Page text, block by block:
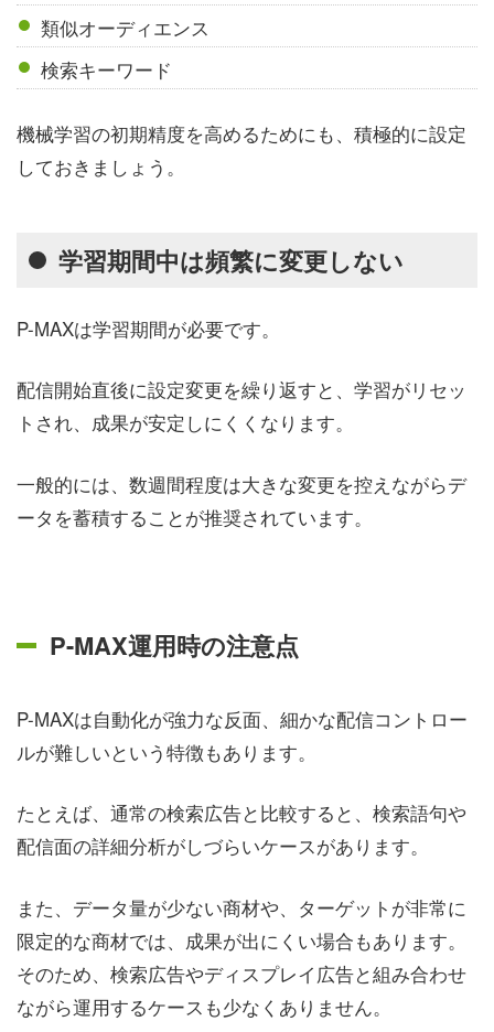
類似オーディエンス
検索キーワード
機械学習の初期精度を高めるためにも、積極的に設定
しておきましょう。
学習期間中は頻繁に変更しない
P-MAXは学習期間が必要です。
配信開始直後に設定変更を繰り返すと、学習がリセッ
トされ、成果が安定しにくくなります。
一般的には、数週間程度は大きな変更を控えながらデ
ータを蓄積することが推奨されています。
P-MAX運用時の注意点
P-MAXは自動化が強力な反面、細かな配信コントロー
ルが難しいという特徴もあります。
たとえば、通常の検索広告と比較すると、検索語句や
配信面の詳細分析がしづらいケースがあります。
また、データ量が少ない商材や、ターゲットが非常に
限定的な商材では、成果が出にくい場合もあります。
そのため、検索広告やディスプレイ広告と組み合わせ
ながら運用するケースも少なくありません。